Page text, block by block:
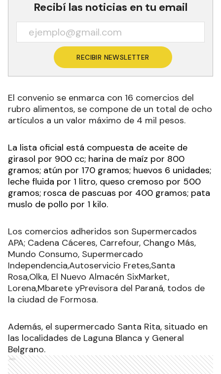
Recibí las noticias en tu email
RECIBIR NEWSLETTER
El convenio se enmarca con 16 comercios del
rubro alimentos, se compone de un total de ocho
artículos a un valor máximo de 4 mil pesos.
La lista oficial está compuesta de aceite de
girasol por 900 cc; harina de maíz por 800
gramos; atún por 170 gramos; huevos 6 unidades;
leche fluida por 1 litro, queso cremoso por 500
gramos; rosca de pascuas por 400 gramos; pata
muslo de pollo por 1 kilo.
Los comercios adheridos son Supermercados
APA; Cadena Cáceres, Carrefour, Chango Más,
Mundo Consumo, Supermercado
Independencia,Autoservicio Fretes,Santa
Rosa,Olka, El Nuevo Almacén SixMarket,
Lorena,Mbarete yPrevisora del Paraná, todos de
la ciudad de Formosa.
Además, el supermercado Santa Rita, situado en
las localidades de Laguna Blanca y General
Belgrano.
Ads